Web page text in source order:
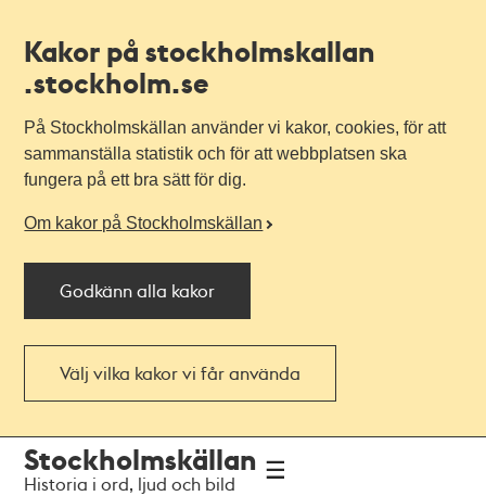
Kakor på stockholmskallan
.stockholm.se
På Stockholmskällan använder vi kakor, cookies, för att
sammanställa statistik och för att webbplatsen ska
fungera på ett bra sätt för dig.
Om kakor på Stockholmskällan
Godkänn alla kakor
Välj vilka kakor vi får använda
navigationen
huvudinnehållet
Stockholmskällan
Historia i ord, ljud och bild